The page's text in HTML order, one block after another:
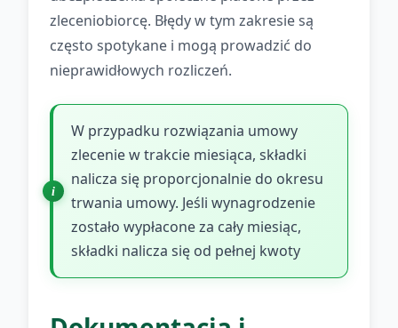
zleceniobiorcę. Błędy w tym zakresie są
często spotykane i mogą prowadzić do
nieprawidłowych rozliczeń.
W przypadku rozwiązania umowy
zlecenie w trakcie miesiąca, składki
nalicza się proporcjonalnie do okresu
trwania umowy. Jeśli wynagrodzenie
zostało wypłacone za cały miesiąc,
składki nalicza się od pełnej kwoty